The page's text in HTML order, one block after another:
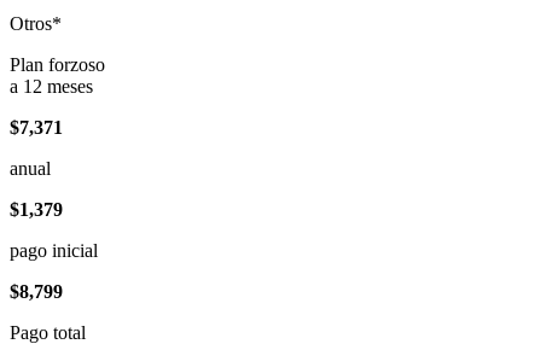
Otros*
Plan forzoso
a 12 meses
$7,371
anual
$1,379
pago inicial
$8,799
Pago total